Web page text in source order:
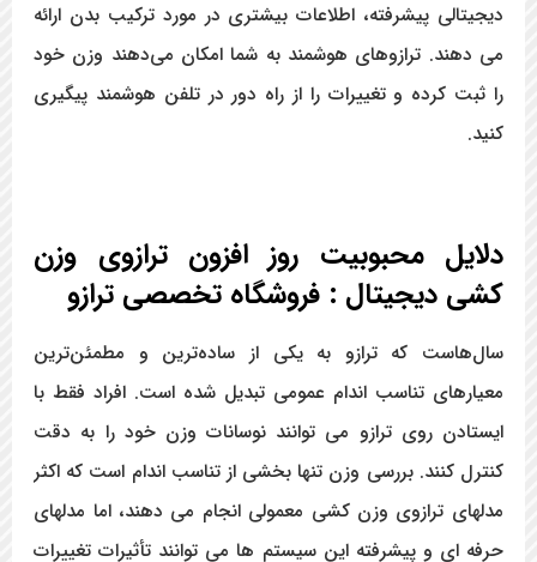
دیجیتالی پیشرفته، اطلاعات بیشتری در مورد ترکیب بدن ارائه
می دهند. ترازوهای هوشمند به شما امکان می‌دهند وزن خود
را ثبت کرده و تغییرات را از راه دور در تلفن هوشمند پیگیری
کنید.
دلایل محبوبیت روز افزون ترازوی وزن
کشی دیجیتال : فروشگاه تخصصی ترازو
سال‌هاست که ترازو به یکی از ساده‌ترین و مطمئن‌ترین
معیارهای تناسب اندام عمومی تبدیل شده است. افراد فقط با
ایستادن روی ترازو می توانند نوسانات وزن خود را به دقت
کنترل کنند. بررسی وزن تنها بخشی از تناسب اندام است که اکثر
مدلهای ترازوی وزن کشی معمولی انجام می دهند، اما مدلهای
حرفه ای و پیشرفته این سیستم ها می توانند تأثیرات تغییرات